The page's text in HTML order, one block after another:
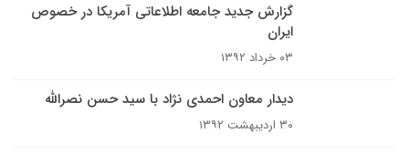
گزارش جدید جامعه اطلاعاتی آمریکا در خصوص
ایران
۰۳ خرداد ۱۳۹۲
دیدار معاون احمدی نژاد با سید حسن نصرالله
۳۰ اردیبهشت ۱۳۹۲